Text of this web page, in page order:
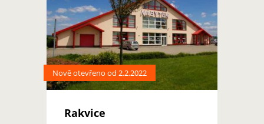
Nově otevřeno od 2.2.2022
Rakvice